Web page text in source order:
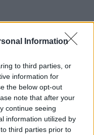
Information
to third parties, or
information for
the below opt-out
note that after your
continue seeing
information utilized by
third parties prior to